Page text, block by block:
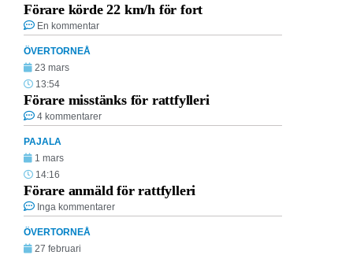
Förare körde 22 km/h för fort
En kommentar
ÖVERTORNEÅ
23 mars
13:54
Förare misstänks för rattfylleri
4 kommentarer
PAJALA
1 mars
14:16
Förare anmäld för rattfylleri
Inga kommentarer
ÖVERTORNEÅ
27 februari